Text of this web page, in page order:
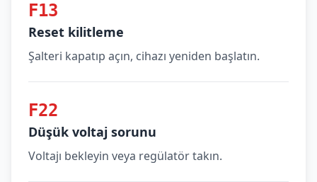
F13
Reset kilitleme
Şalteri kapatıp açın, cihazı yeniden başlatın.
F22
Düşük voltaj sorunu
Voltajı bekleyin veya regülatör takın.